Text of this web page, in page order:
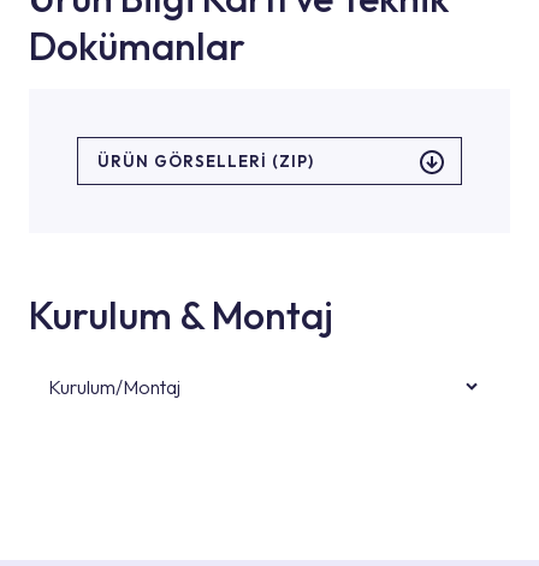
Dokümanlar
ÜRÜN GÖRSELLERI (ZIP)
Kurulum & Montaj
Kurulum/Montaj